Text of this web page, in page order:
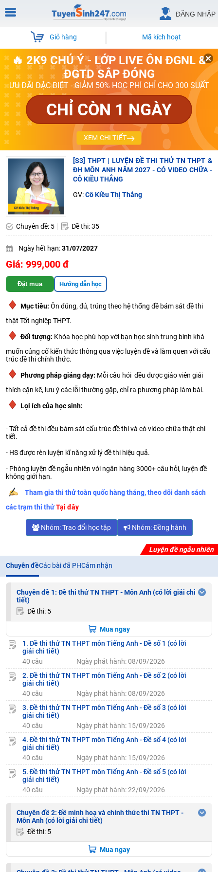
ĐĂNG NHẬP
Giỏ hàng Mã kích hoạt
🔥 2K9 CHÚ Ý - LỚP LIVE ÔN ĐGNL &
ĐGTD SẮP ĐÓNG
ƯU ĐÃI ĐẶC BIỆT - GIẢM 50% HỌC PHÍ CHỈ CHO 300 SUẤT
CHỈ CÒN 1 NGÀY
XEM CHI TIẾT
[S3] THPT | LUYỆN ĐỀ THI THỬ TN THPT &
ĐH MÔN ANH NĂM 2027 - CÓ VIDEO CHỮA -
CÔ KIỀU THẮNG
GV:Cô Kiều Thị Thắng
Chuyên đề: 5 Đề thi: 35
Ngày hết hạn:31/07/2027
Giá: 999,000 đ
Đặt mua Hướng dẫn học
Mục tiêu: Ôn đúng, đủ, trúng theo hệ thống đề bám sát đề thi
thật Tốt nghiệp THPT.
Đối tượng: Khóa học phù hợp với bạn học sinh trung bình khá
muốn củng cố kiến thức thông qua việc luyện đề và làm quen với cấu
trúc đề thi chính thức.
Phương pháp giảng dạy: Mỗi câu hỏi đều được giáo viên giải
thích cặn kẽ, lưu ý các lỗi thường gặp, chỉ ra phương pháp làm bài.
Lợi ích của học sinh:
- Tất cả đề thi đều bám sát cấu trúc đề thi và có video chữa thật chi
tiết.
- HS được rèn luyện kĩ năng xử lý đề thi hiệu quả.
- Phòng luyện đề ngẫu nhiên với ngân hàng 3000+ câu hỏi, luyện đề
không giới hạn.
Tham gia thi thử toàn quốc hàng tháng, theo dõi danh sách
các trạm thi thửTại đây
Nhóm: Trao đổi học tập Nhóm: Đồng hành
Chuyên đềCác bài đã PHCảm nhận
Luyện đề ngẫu nhiên
Chuyên đề 1: Đề thi thử TN THPT - Môn Anh (có lời giải chi
tiết)
Đề thi: 5
Mua ngay
1. Đề thi thử TN THPT môn Tiếng Anh - Đề số 1 (có lời
giải chi tiết)
40 câu
Ngày phát hành: 08/09/2026
2. Đề thi thử TN THPT môn Tiếng Anh - Đề số 2 (có lời
giải chi tiết)
40 câu
Ngày phát hành: 08/09/2026
3. Đề thi thử TN THPT môn Tiếng Anh - Đề số 3 (có lời
giải chi tiết)
40 câu
Ngày phát hành: 15/09/2026
4. Đề thi thử TN THPT môn Tiếng Anh - Đề số 4 (có lời
giải chi tiết)
40 câu
Ngày phát hành: 15/09/2026
5. Đề thi thử TN THPT môn Tiếng Anh - Đề số 5 (có lời
giải chi tiết)
40 câu
Ngày phát hành: 22/09/2026
Chuyên đề 2: Đề minh hoạ và chính thức thi TN THPT -
Môn Anh (có lời giải chi tiết)
Đề thi: 5
Mua ngay